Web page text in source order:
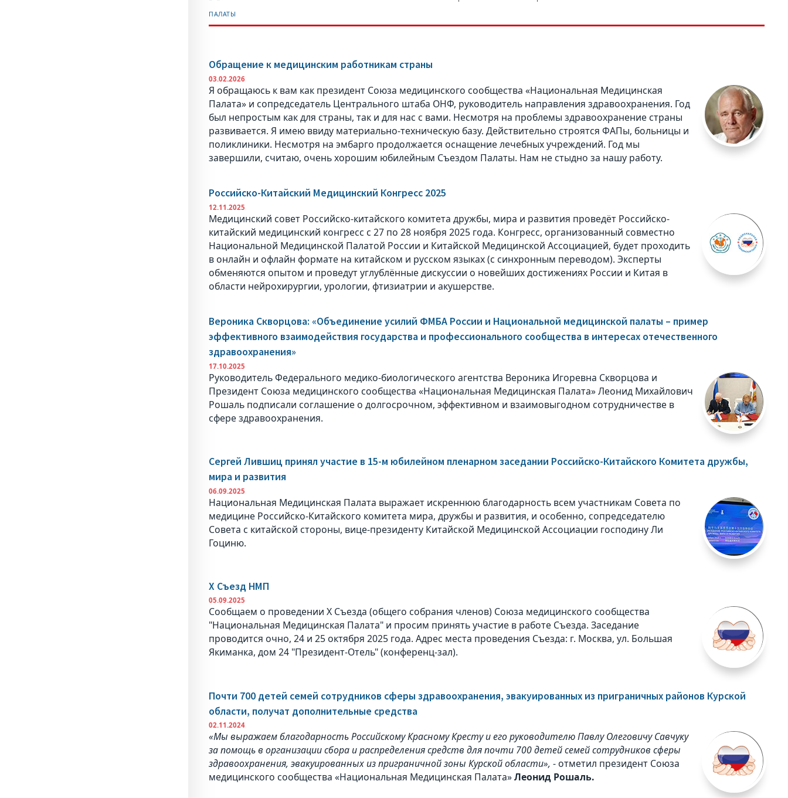
ПАЛАТЫ
Обращение к медицинским работникам страны
03.02.2026
Я обращаюсь к вам как президент Союза медицинского сообщества «Национальная Медицинская
Палата» и сопредседатель Центрального штаба ОНФ, руководитель направления здравоохранения. Год
был непростым как для страны, так и для нас с вами. Несмотря на проблемы здравоохранение страны
развивается. Я имею ввиду материально-техническую базу. Действительно строятся ФАПы, больницы и
поликлиники. Несмотря на эмбарго продолжается оснащение лечебных учреждений. Год мы
завершили, считаю, очень хорошим юбилейным Съездом Палаты. Нам не стыдно за нашу работу.
Российско-Китайский Медицинский Конгресс 2025
12.11.2025
Медицинский совет Российско-китайского комитета дружбы, мира и развития проведёт Российско-
китайский медицинский конгресс с 27 по 28 ноября 2025 года. Конгресс, организованный совместно
Национальной Медицинской Палатой России и Китайской Медицинской Ассоциацией, будет проходить
в онлайн и офлайн формате на китайском и русском языках (с синхронным переводом). Эксперты
обменяются опытом и проведут углублённые дискуссии о новейших достижениях России и Китая в
области нейрохирургии, урологии, фтизиатрии и акушерстве.
Вероника Скворцова: «Объединение усилий ФМБА России и Национальной медицинской палаты – пример
эффективного взаимодействия государства и профессионального сообщества в интересах отечественного
здравоохранения»
17.10.2025
Руководитель Федерального медико-биологического агентства Вероника Игоревна Скворцова и
Президент Союза медицинского сообщества «Национальная Медицинская Палата» Леонид Михайлович
Рошаль подписали соглашение о долгосрочном, эффективном и взаимовыгодном сотрудничестве в
сфере здравоохранения.
Сергей Лившиц принял участие в 15-м юбилейном пленарном заседании Российско-Китайского Комитета дружбы,
мира и развития
06.09.2025
Национальная Медицинская Палата выражает искреннюю благодарность всем участникам Совета по
медицине Российско-Китайского комитета мира, дружбы и развития, и особенно, сопредседателю
Совета с китайской стороны, вице-президенту Китайской Медицинской Ассоциации господину Ли
Гоциню.
X Съезд НМП
05.09.2025
Сообщаем о проведении X Съезда (общего собрания членов) Союза медицинского сообщества
"Национальная Медицинская Палата" и просим принять участие в работе Съезда. Заседание
проводится очно, 24 и 25 октября 2025 года. Адрес места проведения Съезда: г. Москва, ул. Большая
Якиманка, дом 24 "Президент-Отель" (конференц-зал).
Почти 700 детей семей сотрудников сферы здравоохранения, эвакуированных из приграничных районов Курской
области, получат дополнительные средства
02.11.2024
«Мы выражаем благодарность Российскому Красному Кресту и его руководителю Павлу Олеговичу Савчуку
за помощь в организации сбора и распределения средств для почти 700 детей семей сотрудников сферы
здравоохранения, эвакуированных из приграничной зоны Курской области», - отметил президент Союза
медицинского сообщества «Национальная Медицинская Палата»Леонид Рошаль.